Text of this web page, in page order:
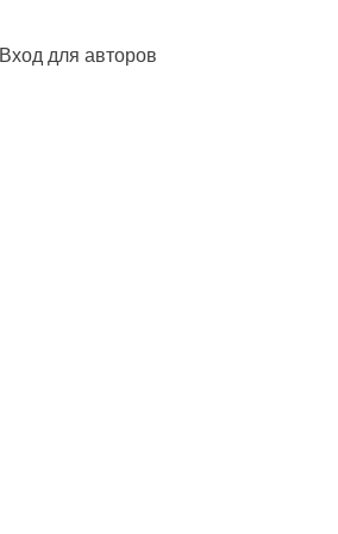
Вход для авторов